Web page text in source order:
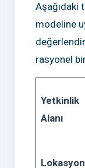
Aşağıdaki
modeline
rasyonel
Yetkinlik
Alanı
Lokasyon